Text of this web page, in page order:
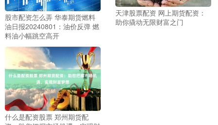
股市配资怎么弄 华泰期货燃料
油日报20240801：油价反弹 燃
料油小幅跳空高开
天津股票配资 网上期货配资：
助你撬动无限财富之门
什么是配资股票 郑州期货配